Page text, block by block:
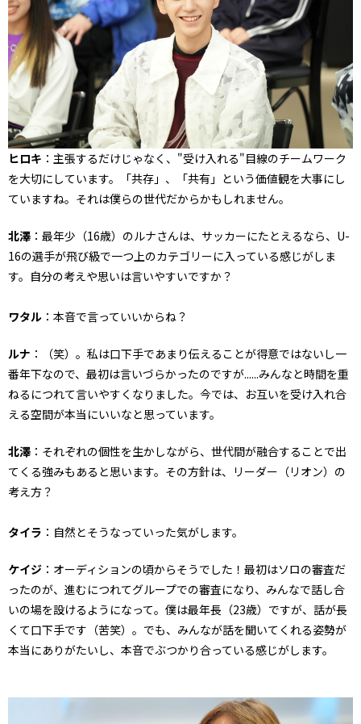
ヒロキ ：主張するだけじゃなく、"受け入れる"目線のチームワーク
を大切にしています。「共存」、「共有」という価値観を大事にし
ていますね。それは僕らの世代だからかもしれません。
北澤 ：最年少（16歳）のルナさんは、サッカーにたとえるなら、U-
16の選手が飛び級で一つ上のカテゴリーに入っている感じがしま
す。自分の考えや思いは言いやすいですか？
ワタル ：本音で言っていいからね？
ルナ ：（笑）。私は口下手であまり伝えることが得意ではないし一
番年下なので、最初は言いづらかったのですが......みんなと時間を重
ねるにつれて言いやすくなりました。今では、お互いを受け入れ合
える空間が本当にいいなと思っています。
北澤 ：それぞれの個性を生かしながら、世代間が融合することで出
てくる強みもあると思います。その方針は、リーダー（リオン）の
考え方？
タイラ ：自然とそうなっていった気がします。
ケイジ ：オーディションの頃からそうでした！最初はソロの審査だ
ったのが、進むにつれてグループでの審査になり、みんなで話し合
いの場を設けるようになって。僕は最年長（23歳）ですが、話が長
くて口下手です（苦笑）。でも、みんなが話を聞いてくれる姿勢が
本当にありがたいし、本音でぶつかり合っている感じがします。